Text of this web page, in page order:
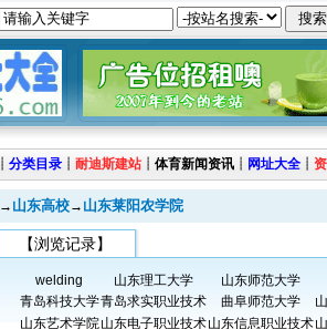
┊ 分类目录 ┊ 耐迪斯建站 ┊ 体育新闻资讯 ┊ 网址大全 ┊
→ 山东高校→ 山东莱阳农学院
【浏览记录】
welding 山东理工大学
山东师范大学
青岛科技大学青岛求实职业技术 曲阜师范大学
山东艺术学院山东电子职业技术山东信息职业技术